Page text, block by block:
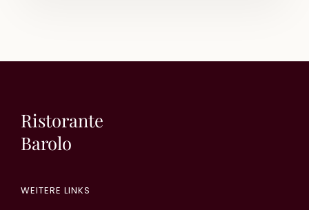
Ristorante
Barolo
WEITERE LINKS